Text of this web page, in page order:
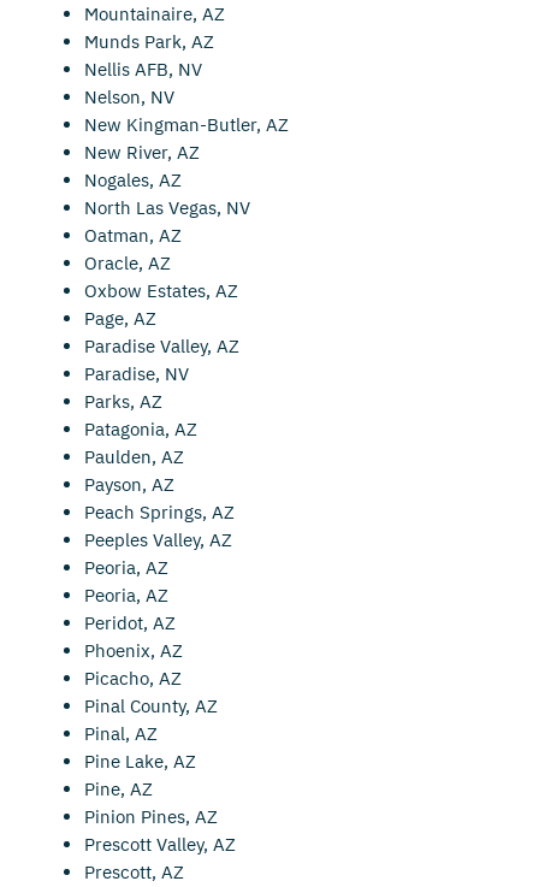
Mountainaire, AZ
Munds Park, AZ
Nellis AFB, NV
Nelson, NV
New Kingman-Butler, AZ
New River, AZ
Nogales, AZ
North Las Vegas, NV
Oatman, AZ
Oracle, AZ
Oxbow Estates, AZ
Page, AZ
Paradise Valley, AZ
Paradise, NV
Parks, AZ
Patagonia, AZ
Paulden, AZ
Payson, AZ
Peach Springs, AZ
Peeples Valley, AZ
Peoria, AZ
Peoria, AZ
Peridot, AZ
Phoenix, AZ
Picacho, AZ
Pinal County, AZ
Pinal, AZ
Pine Lake, AZ
Pine, AZ
Pinion Pines, AZ
Prescott Valley, AZ
Prescott, AZ